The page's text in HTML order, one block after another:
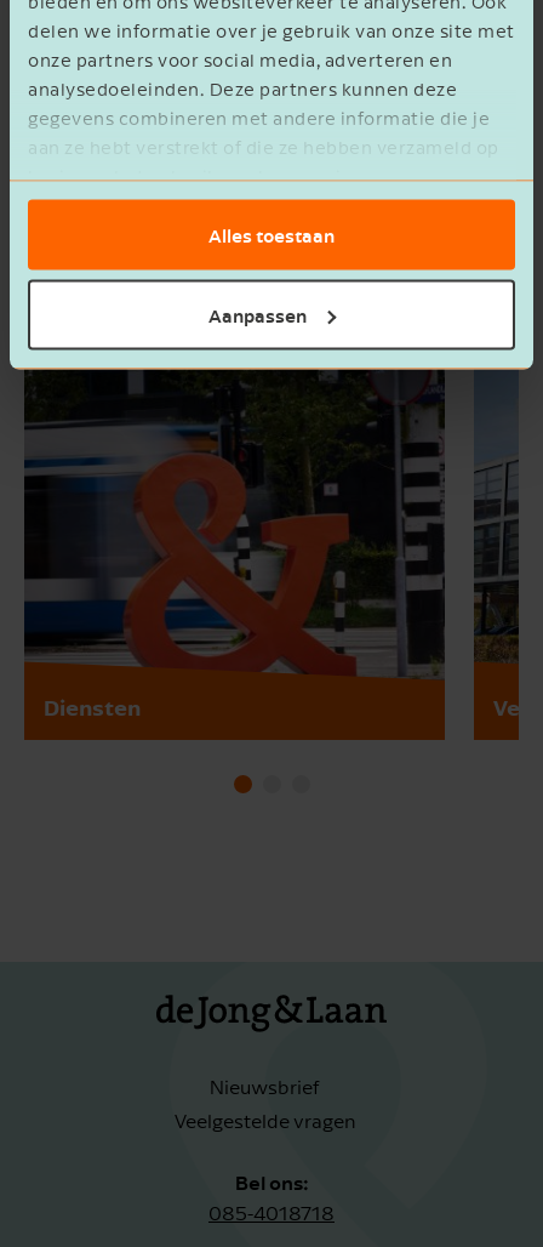
delen we informatie over je gebruik van onze site met
onze partners voor social media, adverteren en
analysedoeleinden. Deze partners kunnen deze
gegevens combineren met andere informatie die je
aan ze hebt verstrekt of die ze hebben verzameld op
basis van het gebruik van hun services.
Alles toestaan
Aanpassen
Ik ga akkoord met hetprivacy statement
Verzenden
Diensten
Nieuwsbrief
Veelgestelde vragen
Bel ons:
085-4018718